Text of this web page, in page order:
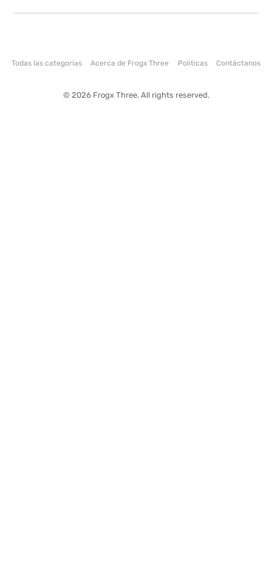
Todas las categorías Acerca de Frogx Three Politicas Contáctanos
© 2026 Frogx Three. All rights reserved.